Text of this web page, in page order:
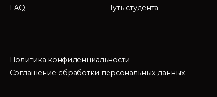
FAQ
Путь студента
Политика конфиденциальности
Соглашение обработки персональных данных